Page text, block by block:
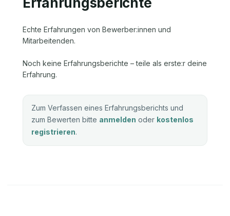
Echte Erfahrungen von Bewerber:innen und
Mitarbeitenden.
Noch keine Erfahrungsberichte – teile als erste:r deine
Erfahrung.
Zum Verfassen eines Erfahrungsberichts und
zum Bewerten bitte anmelden oder kostenlos
registrieren.